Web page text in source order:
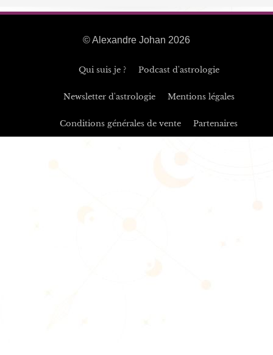
© Alexandre Johan 2026
Qui suis je ? Podcast d'astrologie
Newsletter d'astrologie Mentions légales
Conditions générales de vente Partenaires